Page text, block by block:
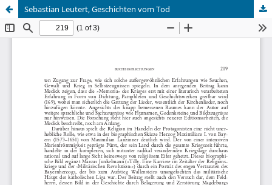
Sebastian Leutert, Geschichten vom Tod